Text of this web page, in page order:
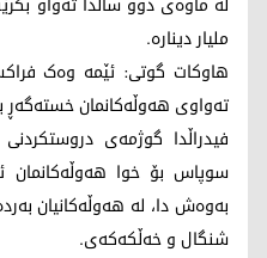
ملیار دینارە.
هاوکات گوتی: ئێمە وەک
تەواوی هەوڵەکانمان
فیدراڵدا گوژمەی
سوپاس بۆ خوا هەوڵەکانمان
بەوەش دا، لە هەوڵەکانیان
شنگال و خەڵکەکەی.